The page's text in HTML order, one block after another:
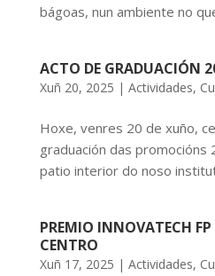
bágoas, nun ambiente no
ACTO DE GRADUACIÓN
Xuñ 20, 2025 | Actividades,
Hoxe, venres 20 de xuño,
graduación das promocións
patio interior do noso
PREMIO INNOVATECH
CENTRO
Xuñ 17, 2025 | Actividades,